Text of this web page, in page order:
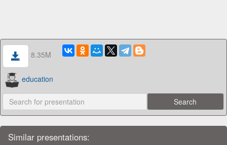
8.35M
education
Similar presentations: